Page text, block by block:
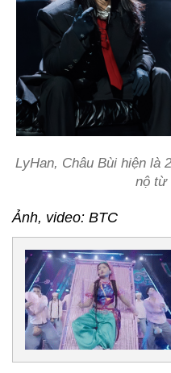
LyHan, Châu Bùi hiện là
nộ từ
Ảnh, video: BTC